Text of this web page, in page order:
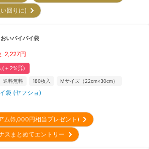
い回りに)
いバイバイ袋
2,227円
(＋2%㌽)
送料無料 180枚入 Mサイズ（22cm×30cm）
袋 (ヤフショ)
ム(5,000円相当プレゼント)
スまとめてエントリー